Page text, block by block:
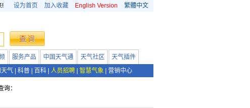
! 设为首页 加入收藏 English Version 繁體中文
服务产品 中国天气通 天气社区
天气插件
天气 科普 百科 人员招聘 智慧气象 营销中心
询：